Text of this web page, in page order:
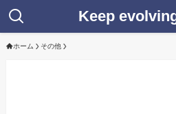
Keep
ホーム その他